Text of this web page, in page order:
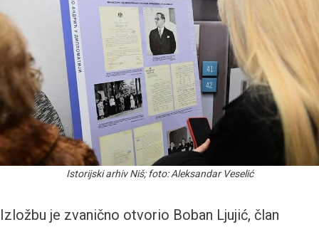
Istorijski arhiv Niš; foto: Aleksandar Veselić
Izložbu je zvanično otvorio Boban Ljujić, član